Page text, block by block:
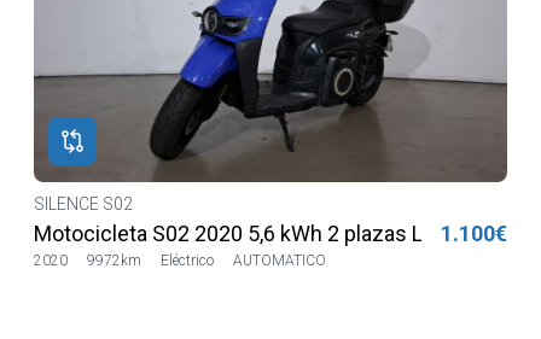
SILENCE S02
Motocicleta S02 2020 5,6 kWh 2 plazas Lilia LVSH
2020 9972km Eléctrico AUTOMATICO
1.100€